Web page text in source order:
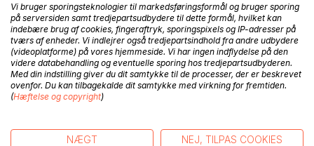
BESKRIVELSE
En lokalhistorisk beskrivelse af Hindsholm ved Kerteminde
på Fyn. Bogen indeholder næsten 100 farvebilleder.
FORFATTER
Vi bruger sporingsteknologier til markedsføringsformål og bruger sporing
på serversiden samt tredjepartsudbydere til dette formål, hvilket kan
indebære brug af cookies, fingeraftryk, sporingspixels og IP-adresser på
tværs af enheder. Vi indlejrer også tredjepartsindhold fra andre udbydere
(videoplatforme) på vores hjemmeside. Vi har ingen indflydelse på den
videre databehandling og eventuelle sporing hos tredjepartsudbyderen.
Med din indstilling giver du dit samtykke til de processer, der er beskrevet
ovenfor. Du kan tilbagekalde dit samtykke med virkning for fremtiden.
(Hæftelse og copyright)
NÆGT NEJ, TILPAS COOKIES